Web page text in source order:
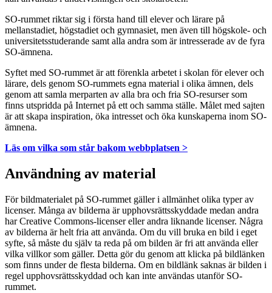
SO-rummet riktar sig i första hand till elever och lärare på
mellanstadiet, högstadiet och gymnasiet, men även till högskole- och
universitetsstuderande samt alla andra som är intresserade av de fyra
SO-ämnena.
Syftet med SO-rummet är att förenkla arbetet i skolan för elever och
lärare, dels genom SO-rummets egna material i olika ämnen, dels
genom att samla merparten av alla bra och fria SO-resurser som
finns utspridda på Internet på ett och samma ställe. Målet med sajten
är att skapa inspiration, öka intresset och öka kunskaperna inom SO-
ämnena.
Läs om vilka som står bakom webbplatsen >
Användning av material
För bildmaterialet på SO-rummet gäller i allmänhet olika typer av
licenser. Många av bilderna är upphovsrättsskyddade medan andra
har Creative Commons-licenser eller andra liknande licenser. Några
av bilderna är helt fria att använda. Om du vill bruka en bild i eget
syfte, så måste du själv ta reda på om bilden är fri att använda eller
vilka villkor som gäller. Detta gör du genom att klicka på bildlänken
som finns under de flesta bilderna. Om en bildlänk saknas är bilden i
regel upphovsrättsskyddad och kan inte användas utanför SO-
rummet.